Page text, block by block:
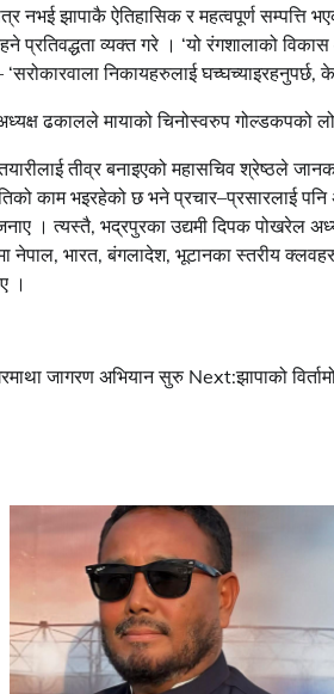
नभई झापाकै ऐतिहासिक र महत्वपूर्ण सम्पत्ति
प्रतिवद्धता व्यक्त गरे । ‘यो रंगशालाको
निकायहरुलाई घच्घच्याइरहनुपर्छ,
ढकालले मायाको चिनोस्वरुप गोल्डकपको
तीव्र बनाइएको महासचिव श्रेष्ठले
काम भइरहेको छ भने प्रचार–प्रसारलाई पनि
। त्यस्तै, भद्रपुरका उद्यमी दिपक पोखरेल
नेपाल, भारत, बंगलादेश, भूटानका स्तरीय
।
जागरण अभियान सुरु Next:झापाको